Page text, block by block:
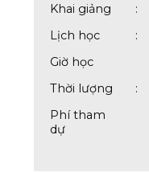
Khai giảng :
Lịch học
:
Giờ học
Thời lượng
:
Phí tham
dự